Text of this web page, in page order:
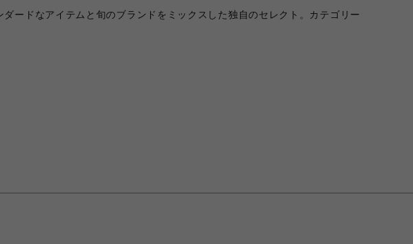
ードなアイテムと旬のブランドをミックスした独自のセレクト。カテゴリー